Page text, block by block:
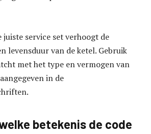
service set verhoogt de
levensduur van de ketel. Gebruik
met het type en vermogen van
in de
betekenis de code